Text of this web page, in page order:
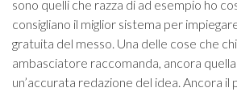
sono quelli che razza di ad esempio ho
consigliano il miglior sistema per
gratuita del messo. Una delle cose che
ambasciatore raccomanda, ancora
un’accurata redazione del idea. Ancora il